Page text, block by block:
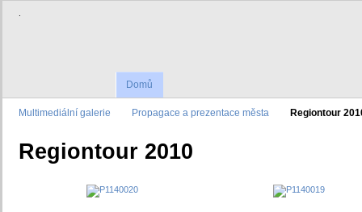
.
Domů
Multimediální galerie Propagace a prezentace města Regiontour
Regiontour 2010